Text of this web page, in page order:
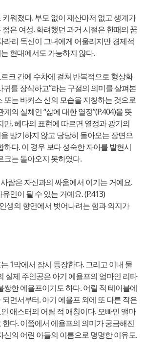
워졌다. 부모 없이 재산마저 없고 생계가
은 여성. 화려했던 과거 시절은 한때의 꿈
라리 독신이 그녀에게 어울리지만 경제적
현대에서도 가능하지 않다.
크 간에 수차에 걸쳐 반복적으로 형상화
귀를 장식하고”라는 구절의 의미를 살펴본
또는 바커스 신의 모습을 지칭하는 것으로
의 실체인 “삶에 대한 열정”(P.404)을 뜻
만, 헤다의 표현에 따르면 열정과 광기의
방기하지 않고 당당히 돌아오는 장면으
하다. 이 경우 보다 성숙한 자아를 발현시
크는 돌아오지 못하였다.
람은 자신과의 싸움에서 이기는 거예요.
인이 될 수 있는 거예요. (P.413)
생의 향연에서 벗어나려는 힘과 의지가
1막에서 잠시 등장한다. 그리고 이내 물
실제 주인공은 아기 에욜프의 엄마인 리타
쌍한 에욜프이기도 하다. 어릴 적 테이블에
면서부터. 아기 에욜프 외에 또 다른 작은
애스터의 어릴 적 애칭이다. 오빠인 앨마
다. 이쯤에서 에욜프의 의미가 궁금해진
신의 어린 아들의 이름으로 명명한 이유도.